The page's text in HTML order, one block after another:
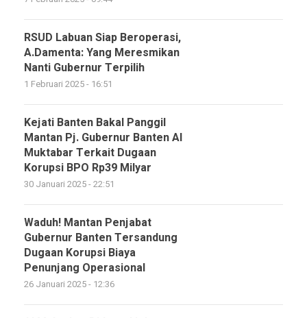
RSUD Labuan Siap Beroperasi,
A.Damenta: Yang Meresmikan
Nanti Gubernur Terpilih
1 Februari 2025 - 16:51
Kejati Banten Bakal Panggil
Mantan Pj. Gubernur Banten Al
Muktabar Terkait Dugaan
Korupsi BPO Rp39 Milyar
30 Januari 2025 - 22:51
Waduh! Mantan Penjabat
Gubernur Banten Tersandung
Dugaan Korupsi Biaya
Penunjang Operasional
26 Januari 2025 - 12:36